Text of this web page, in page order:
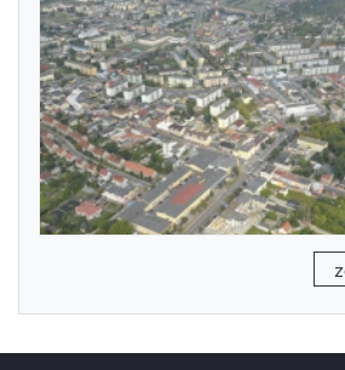
Previous